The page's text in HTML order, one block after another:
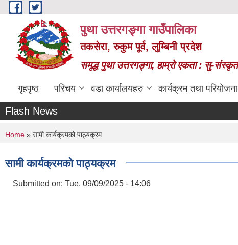
Skip to main content
पुथा उत्तरगङ्गा गाउँपालिका
तकसेरा, रुकुम पूर्व, लुम्बिनी प्रदेश
समृद्ध पुथा उत्तरगङ्गा, हाम्रो एकता : सु-
गृहपृष्ठ परिचय वडा कार्यालयहरु कार्यक्रम तथा परियोजना
Flash News
You are here
Home » सामी कार्यक्रमको पाठ्यक्रम
सामी कार्यक्रमको पाठ्यक्रम
Submitted on: Tue, 09/09/2025 - 14:06